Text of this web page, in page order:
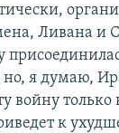
Ливана и
я думаю,
войну
к